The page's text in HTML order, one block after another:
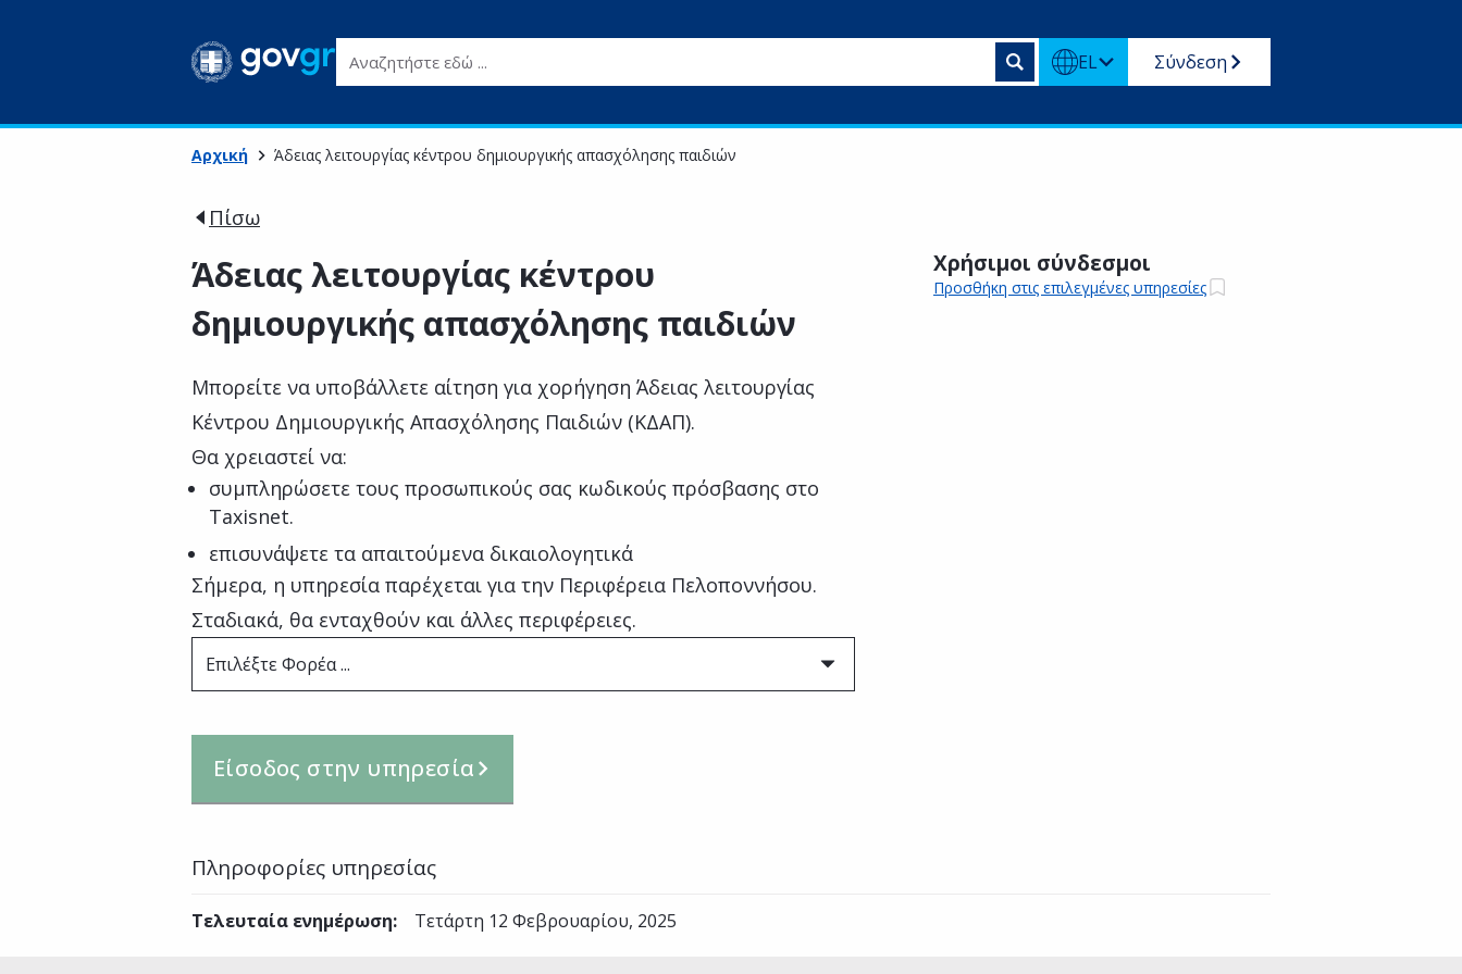
Αναζητήστε εδώ ... EL Σύνδεση
Αρχική Άδειας λειτουργίας κέντρου δημιουργικής απασχόλησης παιδιών
Πίσω
Άδειας λειτουργίας κέντρου
δημιουργικής απασχόλησης παιδιών
Μπορείτε να υποβάλλετε αίτηση για χορήγηση Άδειας λειτουργίας
Κέντρου Δημιουργικής Απασχόλησης Παιδιών (ΚΔΑΠ).
Θα χρειαστεί να:
συμπληρώσετε τους προσωπικούς σας κωδικούς πρόσβασης στο
Taxisnet.
επισυνάψετε τα απαιτούμενα δικαιολογητικά
Σήμερα, η υπηρεσία παρέχεται για την Περιφέρεια Πελοποννήσου.
Σταδιακά, θα ενταχθούν και άλλες περιφέρειες.
Επιλέξτε Φορέα ...
Είσοδος στην υπηρεσία
Χρήσιμοι σύνδεσμοι
Προσθήκη στις επιλεγμένες υπηρεσίες
Πληροφορίες υπηρεσίας
Τελευταία ενημέρωση: Τετάρτη 12 Φεβρουαρίου, 2025